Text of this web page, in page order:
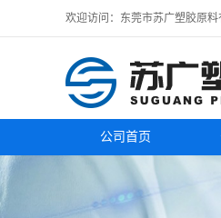
欢迎访问：东莞市苏广塑胶原料
公司首页